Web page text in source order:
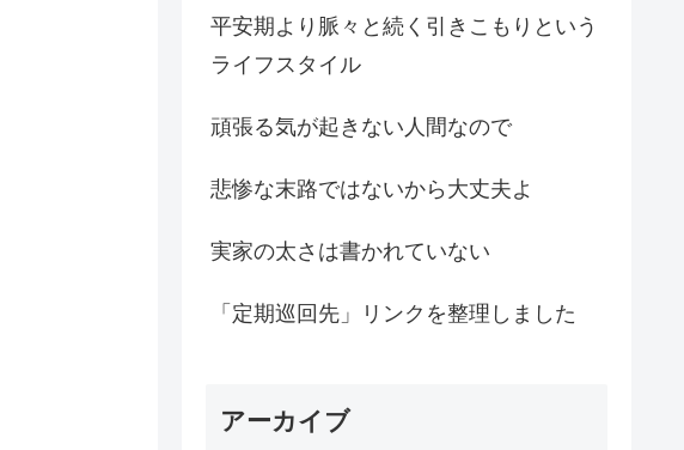
平安期より脈々と続く引きこもりという
ライフスタイル
頑張る気が起きない人間なので
悲惨な末路ではないから大丈夫よ
実家の太さは書かれていない
「定期巡回先」リンクを整理しました
アーカイブ